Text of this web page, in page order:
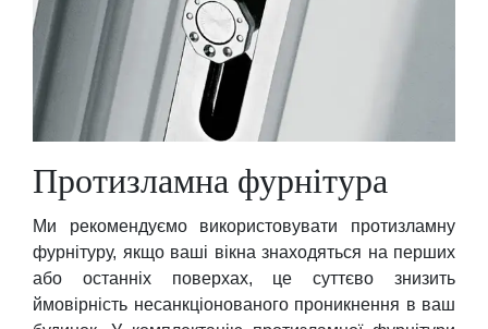
Протизламна фурнітура
Ми рекомендуємо використовувати протизламну
фурнітуру, якщо ваші вікна знаходяться на перших
або останніх поверхах, це суттєво знизить
ймовірність несанкціонованого проникнення в ваш